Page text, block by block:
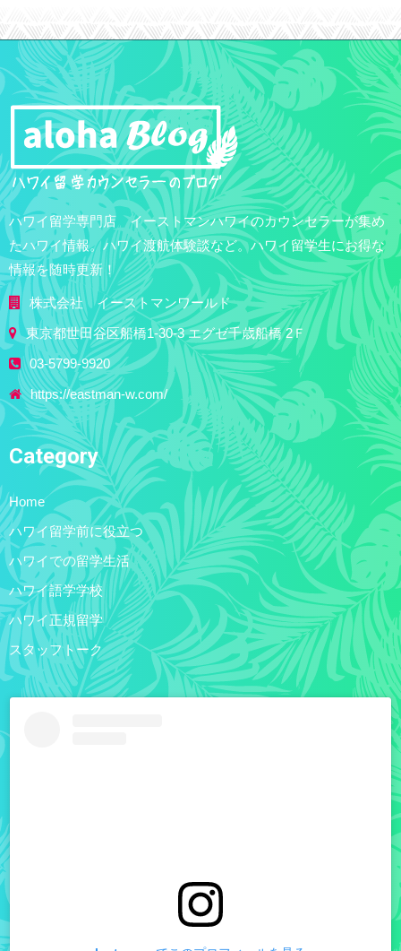
ハワイ留学専門店 イーストマンハワイのカウンセラーが集め
たハワイ情報。ハワイ渡航体験談など。ハワイ留学生にお得な
情報を随時更新！
株式会社 イーストマンワールド
東京都世田谷区船橋1-30-3 エグゼ千歳船橋 2Ｆ
03-5799-9920
https://eastman-w.com/
Category
Home
ハワイ留学前に役立つ
ハワイでの留学生活
ハワイ語学学校
ハワイ正規留学
スタッフトーク